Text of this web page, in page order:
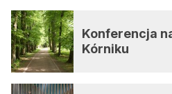
Konferencja
Kórniku